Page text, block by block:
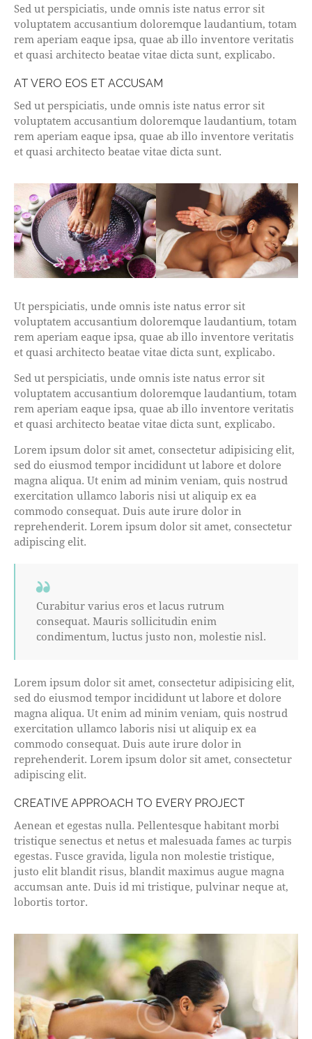
Sed ut perspiciatis, unde omnis iste natus error sit
voluptatem accusantium doloremque laudantium, totam
rem aperiam eaque ipsa, quae ab illo inventore veritatis
et quasi architecto beatae vitae dicta sunt, explicabo.
AT VERO EOS ET ACCUSAM
Sed ut perspiciatis, unde omnis iste natus error sit
voluptatem accusantium doloremque laudantium, totam
rem aperiam eaque ipsa, quae ab illo inventore veritatis
et quasi architecto beatae vitae dicta sunt.
Ut perspiciatis, unde omnis iste natus error sit
voluptatem accusantium doloremque laudantium, totam
rem aperiam eaque ipsa, quae ab illo inventore veritatis
et quasi architecto beatae vitae dicta sunt, explicabo.
Sed ut perspiciatis, unde omnis iste natus error sit
voluptatem accusantium doloremque laudantium, totam
rem aperiam eaque ipsa, quae ab illo inventore veritatis
et quasi architecto beatae vitae dicta sunt, explicabo.
Lorem ipsum dolor sit amet, consectetur adipisicing elit,
sed do eiusmod tempor incididunt ut labore et dolore
magna aliqua. Ut enim ad minim veniam, quis nostrud
exercitation ullamco laboris nisi ut aliquip ex ea
commodo consequat. Duis aute irure dolor in
reprehenderit. Lorem ipsum dolor sit amet, consectetur
adipiscing elit.
Curabitur varius eros et lacus rutrum
consequat. Mauris sollicitudin enim
condimentum, luctus justo non, molestie nisl.
Lorem ipsum dolor sit amet, consectetur adipisicing elit,
sed do eiusmod tempor incididunt ut labore et dolore
magna aliqua. Ut enim ad minim veniam, quis nostrud
exercitation ullamco laboris nisi ut aliquip ex ea
commodo consequat. Duis aute irure dolor in
reprehenderit. Lorem ipsum dolor sit amet, consectetur
adipiscing elit.
CREATIVE APPROACH TO EVERY PROJECT
Aenean et egestas nulla. Pellentesque habitant morbi
tristique senectus et netus et malesuada fames ac turpis
egestas. Fusce gravida, ligula non molestie tristique,
justo elit blandit risus, blandit maximus augue magna
accumsan ante. Duis id mi tristique, pulvinar neque at,
lobortis tortor.